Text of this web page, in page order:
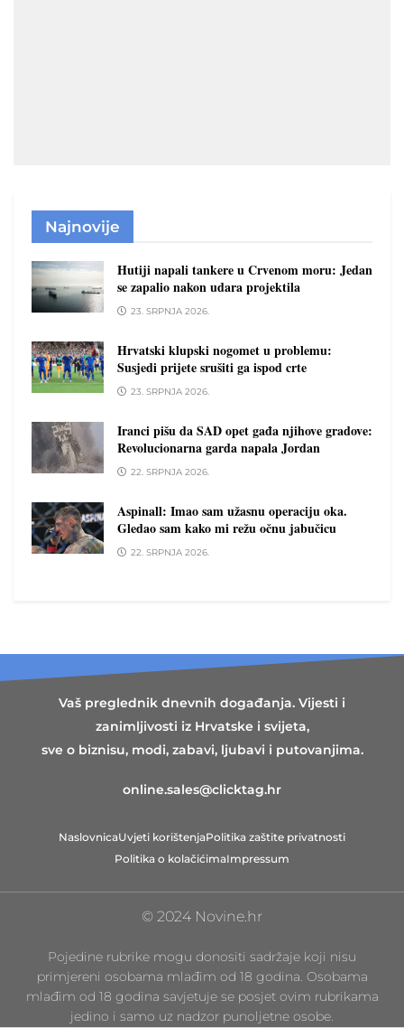
Najnovije
Hutiji napali tankere u Crvenom moru: Jedan
se zapalio nakon udara projektila
23. SRPNJA 2026.
Hrvatski klupski nogomet u problemu:
Susjedi prijete srušiti ga ispod crte
23. SRPNJA 2026.
Iranci pišu da SAD opet gađa njihove gradove:
Revolucionarna garda napala Jordan
22. SRPNJA 2026.
Aspinall: Imao sam užasnu operaciju oka.
Gledao sam kako mi režu očnu jabučicu
22. SRPNJA 2026.
Vaš preglednik dnevnih događanja. Vijesti i
zanimljivosti iz Hrvatske i svijeta,
sve o biznisu, modi, zabavi, ljubavi i putovanjima.
online.sales@clicktag.hr
NaslovnicaUvjeti korištenjaPolitika zaštite privatnosti
Politika o kolačićimaImpressum
© 2024 Novine.hr
Pojedine rubrike mogu donositi sadržaje koji nisu
primjereni osobama mlađim od 18 godina. Osobama
mlađim od 18 godina savjetuje se posjet ovim rubrikama
jedino i samo uz nadzor punoljetne osobe.